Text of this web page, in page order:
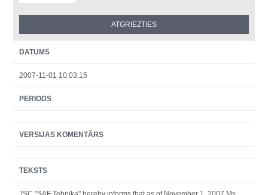
DATUMS
2007-11-01 10:03:15
PERIODS
VERSIJAS KOMENTĀRS
TEKSTS